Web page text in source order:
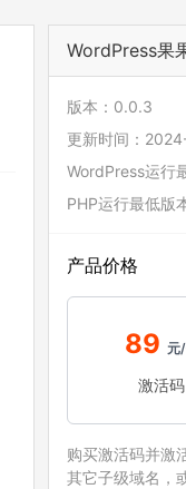
WordPress果
版本：0.0.3
更新时间：
WordPress运行
PHP运行最低版
产品价格
89 元
激活码
购买激活码并激
其它子级域名，